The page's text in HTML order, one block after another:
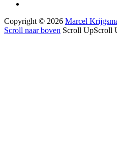
Copyright © 2026 Marcel
Scroll naar boven Scroll UpScroll